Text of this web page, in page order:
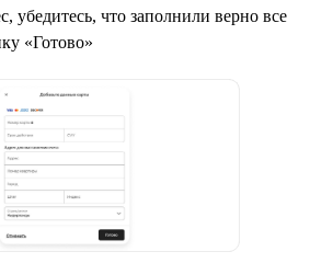
убедитесь, что заполнили верно все
«Готово»